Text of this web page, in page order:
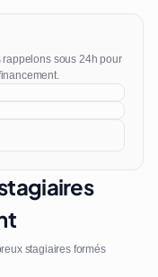
sous 24h pour
stagiaires formés